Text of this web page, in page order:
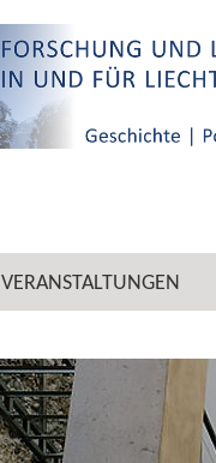
VERANSTALTUNGEN